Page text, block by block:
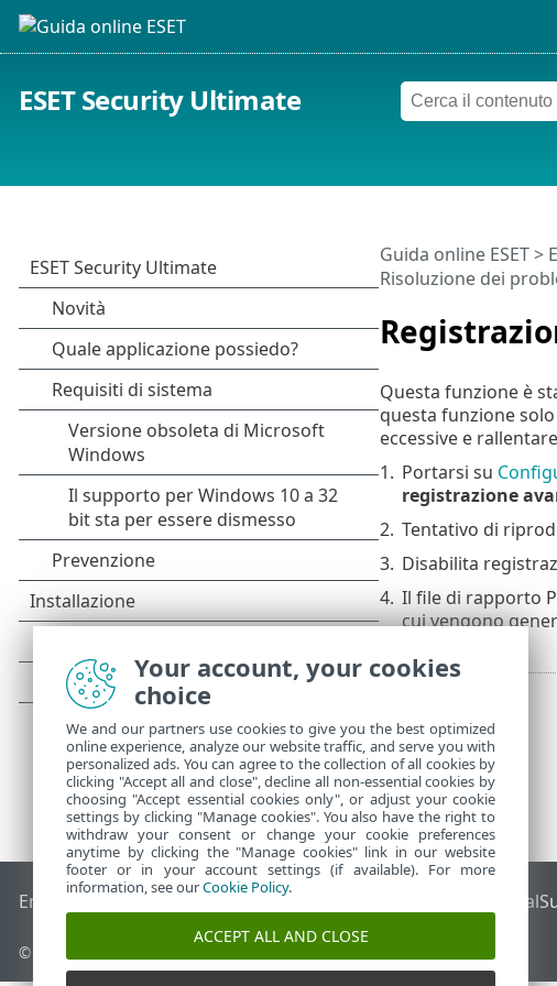
ESET Security Ultimate
Guida online ESET>
Risoluzione dei
Questa funzione è
questa funzione
eccessive e
1. Portarsi su
registrazione
2. Tentativo di
3. Disabilita
4. Il file di rapporto
cui vengono
End of Life ESET Knowledge Base ESET Status Portal
© 1992 - 2026 ESET, spol. s r.o. - Tutti i diritti riservati.
Your account, your cookies
choice
We and our partners use cookies to give you the best optimized
online experience, analyze our website traffic, and serve you with
personalized ads. You can agree to the collection of all cookies by
clicking "Accept all and close", decline all non-essential cookies by
choosing "Accept essential cookies only", or adjust your cookie
settings by clicking "Manage cookies". You also have the right to
withdraw your consent or change your cookie preferences
anytime by clicking the "Manage cookies" link in our website
footer or in your account settings (if available). For more
information, see ourCookie Policy.
ACCEPT ALL AND CLOSE